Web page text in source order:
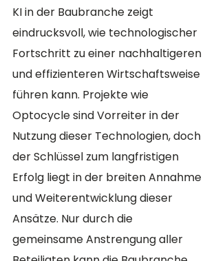
KI in der Baubranche zeigt
eindrucksvoll, wie technologischer
Fortschritt zu einer nachhaltigeren
und effizienteren Wirtschaftsweise
führen kann. Projekte wie
Optocycle sind Vorreiter in der
Nutzung dieser Technologien, doch
der Schlüssel zum langfristigen
Erfolg liegt in der breiten Annahme
und Weiterentwicklung dieser
Ansätze. Nur durch die
gemeinsame Anstrengung aller